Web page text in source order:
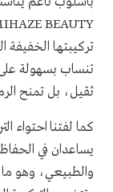
تركيبتها
تنساب بسهولة
ثقيل، بل تمنح
كما لفتنا احتواء
يساعدان في
والطبيعي، وهو ما